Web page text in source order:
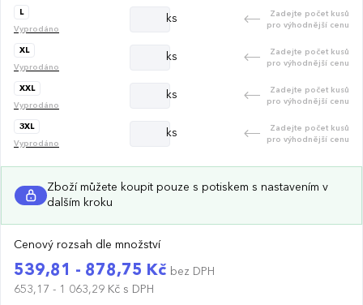
L
Vyprodáno
ks
Zadejte počet kusů
pro výhodnější cenu
XL
Vyprodáno
ks
Zadejte počet kusů
pro výhodnější cenu
XXL
Vyprodáno
ks
Zadejte počet kusů
pro výhodnější cenu
3XL
Vyprodáno
ks
Zadejte počet kusů
pro výhodnější cenu
Zboží můžete koupit pouze s potiskem s nastavením v
dalším kroku
Cenový rozsah dle množství
539,81 - 878,75 Kč bez DPH
653,17 - 1 063,29 Kč s DPH